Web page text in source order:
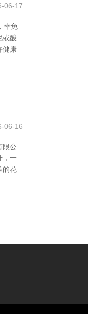
06-17
幸免
或酸
健康
06-16
限公
，一
的花